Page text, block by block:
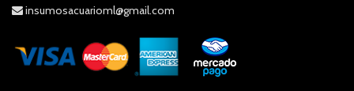
insumosacuarioml@gmail.com